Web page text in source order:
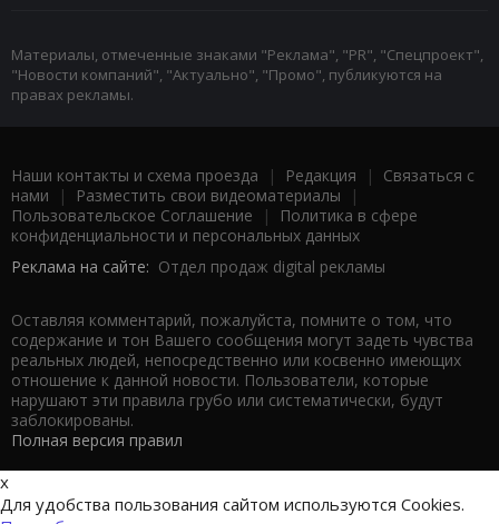
Материалы, отмеченные знаками "Реклама", "PR", "Спецпроект",
"Новости компаний", "Актуально", "Промо", публикуются на
правах рекламы.
Наши контакты и схема проезда | Редакция | Связаться с
нами | Разместить свои видеоматериалы |
Пользовательское Соглашение |
Политика в сфере
конфиденциальности и персональных данных
Реклама на сайте: Отдел продаж digital рекламы
Оставляя комментарий, пожалуйста, помните о том, что
содержание и тон Вашего сообщения могут задеть чувства
реальных людей, непосредственно или косвенно имеющих
отношение к данной новости. Пользователи, которые
нарушают эти правила грубо или систематически, будут
заблокированы.
Полная версия правил
x
Для удобства пользования сайтом используются Cookies.